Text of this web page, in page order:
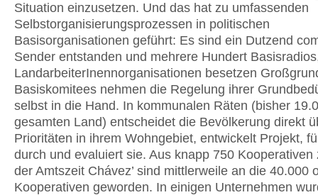
Situation einzusetzen. Und das hat zu umfassenden
Selbstorganisierungsprozessen in politischen
Basisorganisationen geführt: Es sind ein Dutzend
Sender entstanden und mehrere Hundert
LandarbeiterInennorganisationen besetzen
Basiskomitees nehmen die Regelung ihrer
selbst in die Hand. In kommunalen Räten (bisher
gesamten Land) entscheidet die Bevölkerung direkt
Prioritäten in ihrem Wohngebiet, entwickelt Projekt,
durch und evaluiert sie. Aus knapp 750 Kooperativen
der Amtszeit Chávez’ sind mittlerweile an die 40.000
Kooperativen geworden. In einigen Unternehmen